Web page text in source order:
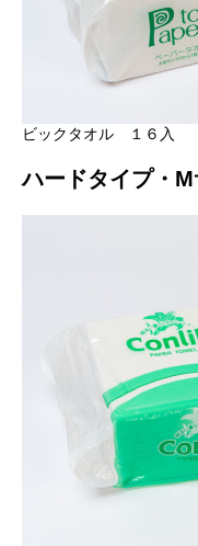
ビックタオル １６入
ハードタイプ・M